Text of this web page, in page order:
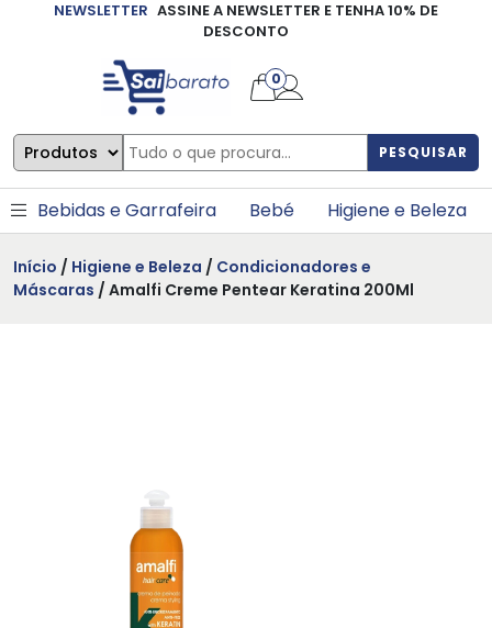
NEWSLETTER ASSINE A NEWSLETTER E TENHA 10% DE
DESCONTO
PESQUISAR
0
Bebidas e Garrafeira Bebé Higiene e Beleza
Início / Higiene e Beleza / Condicionadores e
Máscaras / Amalfi Creme Pentear Keratina 200Ml